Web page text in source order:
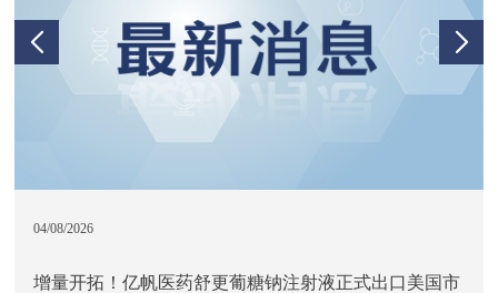
04/08/2026
增量开拓！亿帆医药舒更葡糖钠注射液正式出口美国市